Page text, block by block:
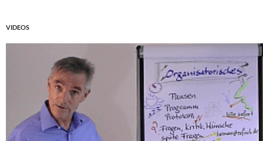
VIDEOS